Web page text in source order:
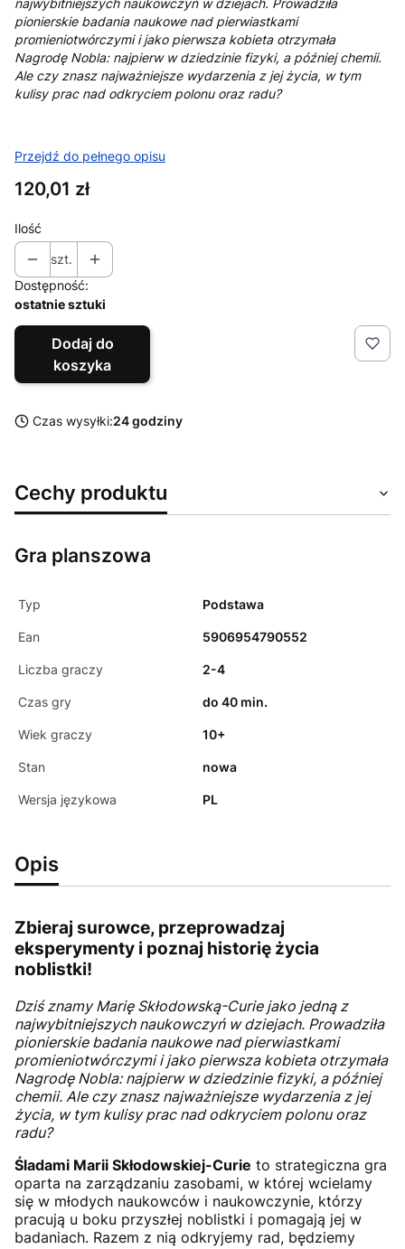
pionierskie badania naukowe nad pierwiastkami
promieniotwórczymi i jako pierwsza kobieta otrzymała
Nagrodę Nobla: najpierw w dziedzinie fizyki, a później chemii.
Ale czy znasz najważniejsze wydarzenia z jej życia, w tym
kulisy prac nad odkryciem polonu oraz radu?
Przejdź do pełnego opisu
Cena
120,01 zł
Ilość
szt.
Dostępność:
ostatnie sztuki
Dodaj do
koszyka
Czas wysyłki:24 godziny
Cechy produktu
Gra planszowa
Typ Podstawa
Ean 5906954790552
Liczba graczy 2-4
Czas gry do 40 min.
Wiek graczy 10+
Stan nowa
Wersja językowa PL
Opis
Zbieraj surowce, przeprowadzaj
eksperymenty i poznaj historię życia
noblistki!
Dziś znamy Marię Skłodowską-Curie jako jedną z
najwybitniejszych naukowczyń w dziejach. Prowadziła
pionierskie badania naukowe nad pierwiastkami
promieniotwórczymi i jako pierwsza kobieta otrzymała
Nagrodę Nobla: najpierw w dziedzinie fizyki, a później
chemii. Ale czy znasz najważniejsze wydarzenia z jej
życia, w tym kulisy prac nad odkryciem polonu oraz
radu?
Śladami Marii Skłodowskiej-Curie to strategiczna gra
oparta na zarządzaniu zasobami, w której wcielamy
się w młodych naukowców i naukowczynie, którzy
pracują u boku przyszłej noblistki i pomagają jej w
badaniach. Razem z nią odkryjemy rad, będziemy